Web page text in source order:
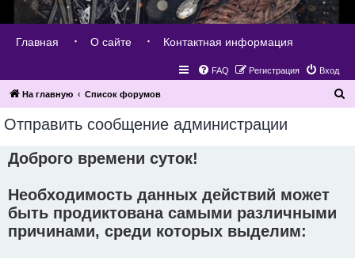
Главная О сайте Контактная информация
Вход
Регистрация
FAQ
На главную Список форумов
Отправить сообщение администрации
Доброго времени суток!
Необходимость данных действий может
быть продиктована самыми различными
причинами, среди которых выделим: